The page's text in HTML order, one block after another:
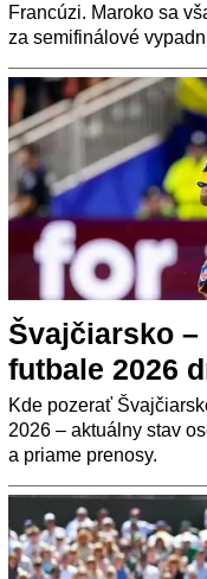
Francúzi. Maroko sa
za semifinálové
Švajčiarsko –
futbale 2026
Kde pozerať
2026 – aktuálny stav
a priame prenosy.